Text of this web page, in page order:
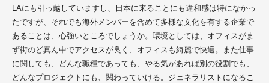
LAにも引っ越していますし、日本に来ることにも違和感は特になかっ
たですが、それでも海外メンバーを含めて多様な文化を有する企業で
あることは、心強いところでしょうか。環境としては、オフィスがま
ず街のど真ん中でアクセスが良く、オフィスも綺麗で快適。また仕事
に関しても、どんな職種であっても、やる気があれば別の役割でも、
どんなプロジェクトにも、関わっていける。ジェネラリストになるこ